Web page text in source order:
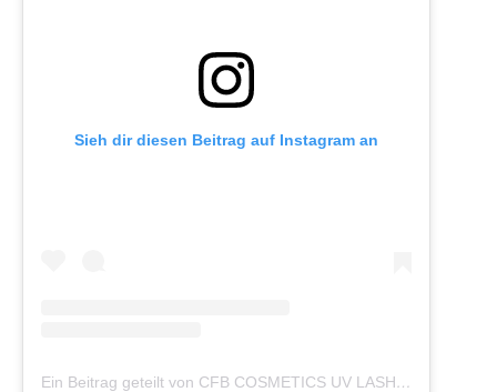
Sieh dir diesen Beitrag auf Instagram an
Ein Beitrag geteilt von CFB COSMETICS UV LASHES (@cfb_cosmetics_germany)